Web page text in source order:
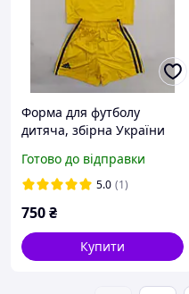
Форма для футболу
дитяча, збірна України
зріст 95-168 см
Готово до відправки
5.0 (1)
750₴
Купити